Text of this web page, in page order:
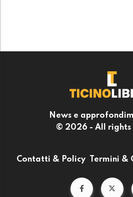
News e
© 2026 - All rights
Contatti & Policy Termini &